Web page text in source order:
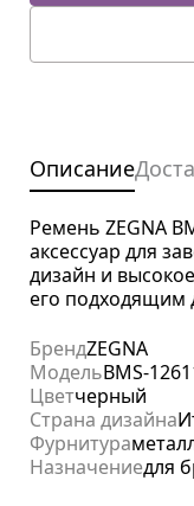
Описание
Ремень ZEGNA
аксессуар для
дизайн и
его подходящим
БрендZEGNA
МодельBMS-
Цветчерный
Страна дизайна
Фурнитура
Назначениедля